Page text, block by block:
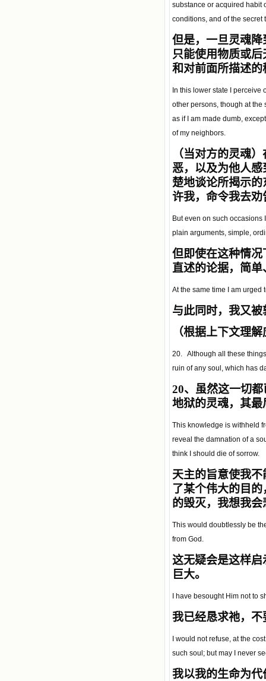
substance or acquired habit
conditions, and of the
但是，一旦灵魂
只能使用物质或
和对前面所描述
In this lower state I
other persons, though at the
as if I am made dumb,
of my neighbors.
（当对方的灵魂）
恶，以及为他人
楚地谈论所揭示
许我，命令我去
But even on such occasions
plain arguments, simple,
但即使在这种情
直述的论据，简
At the same time I am urged
与此同时，我又
（根据上下文理
20. Although all these
ruin of any soul, which has
20、虽然这一切
地狱的灵魂，其最
This knowledge is withheld
reveal the damnation of a
think I should die of sorrow.
天主的旨意使我
了某个伟大的目
的毁灭，我想我
This would doubtlessly be
from God.
这无疑会是这样
巨大。
I have besought Him not to
我已经恳求祂，
I would not refuse, at the
such soul; but may I never
我以我的生命为